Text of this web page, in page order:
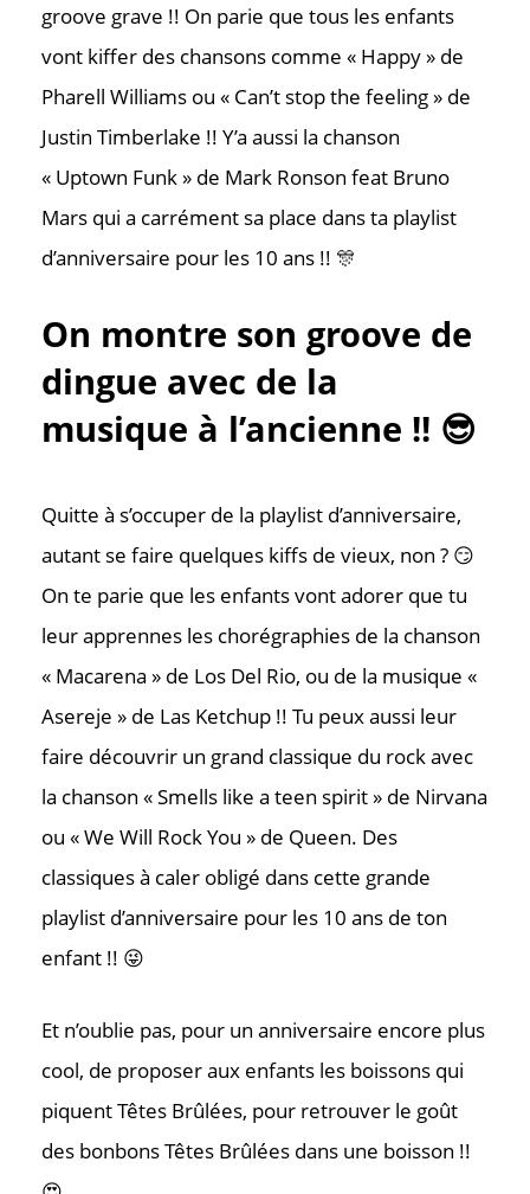
Où nous
groove grave !! On parie que tous les enfants
vont kiffer des chansons comme « Happy » de
Pharell Williams ou « Can’t stop the feeling » de
Justin Timberlake !! Y’a aussi la chanson
« Uptown Funk » de Mark Ronson feat Bruno
Mars qui a carrément sa place dans ta playlist
d’anniversaire pour les 10 ans !! 🎊
On montre son groove de
dingue avec de la
musique à l’ancienne !! 😎
Quitte à s’occuper de la playlist d’anniversaire,
autant se faire quelques kiffs de vieux, non ? 😏
On te parie que les enfants vont adorer que tu
leur apprennes les chorégraphies de la chanson
« Macarena » de Los Del Rio, ou de la musique «
Asereje » de Las Ketchup !! Tu peux aussi leur
faire découvrir un grand classique du rock avec
la chanson « Smells like a teen spirit » de Nirvana
ou « We Will Rock You » de Queen. Des
classiques à caler obligé dans cette grande
playlist d’anniversaire pour les 10 ans de ton
enfant !! 😜
Et n’oublie pas, pour un anniversaire encore plus
cool, de proposer aux enfants les boissons qui
piquent Têtes Brûlées, pour retrouver le goût
des bonbons Têtes Brûlées dans une boisson !!